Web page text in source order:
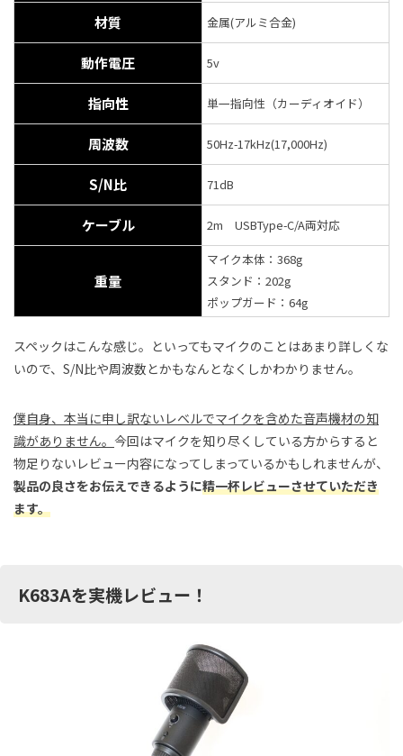
材質 金属(アルミ合金)
動作電圧 5v
指向性 単一指向性（カーディオイド）
周波数 50Hz-17kHz(17,000Hz)
S/N比 71dB
ケーブル 2m USBType-C/A両対応
重量
マイク本体：368g
スタンド：202g
ポップガード：64g
スペックはこんな感じ。といってもマイクのことはあまり詳しくな
いので、S/N比や周波数とかもなんとなくしかわかりません。
僕自身、本当に申し訳ないレベルでマイクを含めた音声機材の知
識がありません。 今回はマイクを知り尽くしている方からすると
物足りないレビュー内容になってしまっているかもしれませんが、
製品の良さをお伝えできるように精一杯レビューさせていただき
ます。
K683Aを実機レビュー！